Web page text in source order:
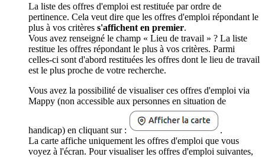
La liste des offres d'emploi est restituée par ordre de
pertinence. Cela veut dire que les offres d'emploi répondant le
plus à vos critères s'affichent en premier.
Vous avez renseigné le champ « Lieu de travail » ? La liste
restitue les offres répondant le plus à vos critères. Parmi
celles-ci sont d'abord restituées les offres dont le lieu de travail
est le plus proche de votre recherche.
Vous avez la possibilité de visualiser ces offres d'emploi via
Mappy (non accessible aux personnes en situation de
handicap) en cliquant sur :
.
La carte affiche uniquement les offres d'emploi que vous
voyez à l'écran. Pour visualiser les offres d'emploi suivantes,